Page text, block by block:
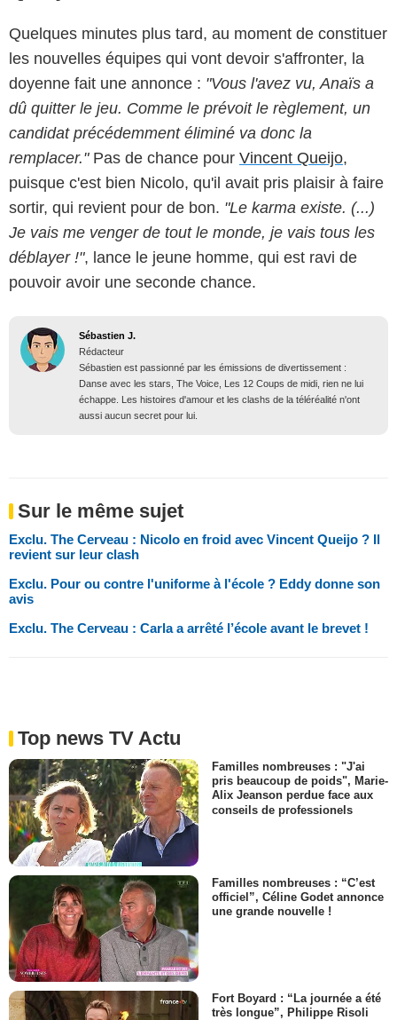
Quelques minutes plus tard, au moment de constituer
les nouvelles équipes qui vont devoir s'affronter, la
doyenne fait une annonce : "Vous l'avez vu, Anaïs a
dû quitter le jeu. Comme le prévoit le règlement, un
candidat précédemment éliminé va donc la
remplacer."Pas de chance pour Vincent Queijo,
puisque c'est bien Nicolo, qu'il avait pris plaisir à faire
sortir, qui revient pour de bon. "Le karma existe. (...)
Je vais me venger de tout le monde, je vais tous les
déblayer !", lance le jeune homme, qui est ravi de
pouvoir avoir une seconde chance.
Sébastien J.
Rédacteur
Sébastien est passionné par les émissions de divertissement :
Danse avec les stars, The Voice, Les 12 Coups de midi, rien ne lui
échappe. Les histoires d'amour et les clashs de la téléréalité n'ont
aussi aucun secret pour lui.
Sur le même sujet
Exclu. The Cerveau : Nicolo en froid avec Vincent Queijo ? Il
revient sur leur clash
Exclu. Pour ou contre l'uniforme à l'école ? Eddy donne son
avis
Exclu. The Cerveau : Carla a arrêté l’école avant le brevet !
Top news TV Actu
Familles nombreuses : "J'ai
pris beaucoup de poids", Marie-
Alix Jeanson perdue face aux
conseils de professionels
Familles nombreuses : “C’est
officiel”, Céline Godet annonce
une grande nouvelle !
Fort Boyard : “La journée a été
très longue”, Philippe Risoli